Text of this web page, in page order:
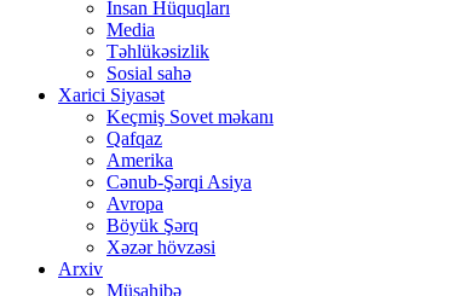
İnsan Hüquqları
Media
Təhlükəsizlik
Sosial sahə
Xarici Siyasət
Keçmiş Sovet məkanı
Qafqaz
Amerika
Cənub-Şərqi Asiya
Avropa
Böyük Şərq
Xəzər hövzəsi
Arxiv
Müsahibə